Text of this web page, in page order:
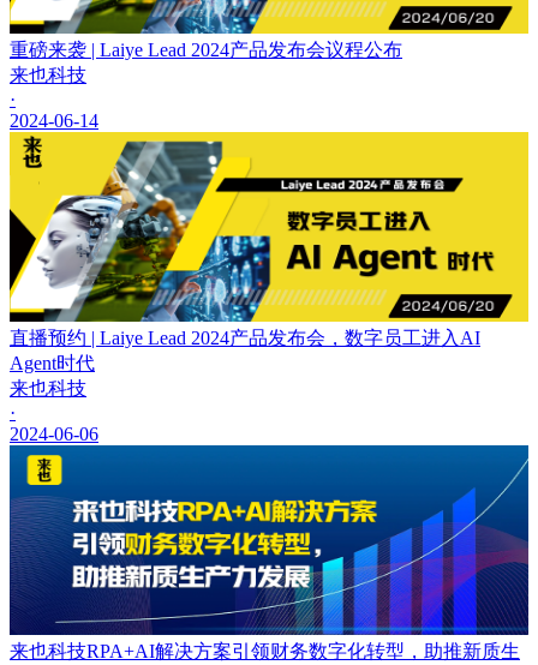
重磅来袭 | Laiye Lead 2024产品发布会议程公布
来也科技
·
2024-06-14
直播预约 | Laiye Lead 2024产品发布会，数字员工进入AI
Agent时代
来也科技
·
2024-06-06
来也科技RPA+AI解决方案引领财务数字化转型，助推新质生